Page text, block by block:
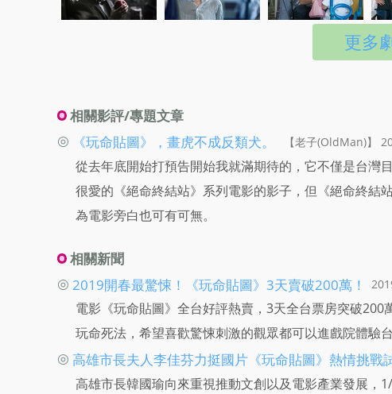
更多
相關影評/專題文章
◎ 《玩命貼圖》，畫虎不成反類犬。 【老子(OldMan)】
從去年底開始打預告開始我就滿期待的，它不僅是台灣
很愛的《絕命終結站》系列電影的影子，但《絕命終結
為電影旁白也可有可無。
相關新聞
◎ 2019開春最驚悚！《玩命貼圖》3天賣破200萬！
電影《玩命貼圖》全台好評熱賣，3天全台票房突破
玩命死法，希望喜歡驚悚刺激的觀眾都可以進戲院體驗
◎ 高雄市長夫人李佳芬力挺國片《玩命貼圖》熱情挑戰
高雄市長韓國瑜向來重視推動文創以及電影產業發展